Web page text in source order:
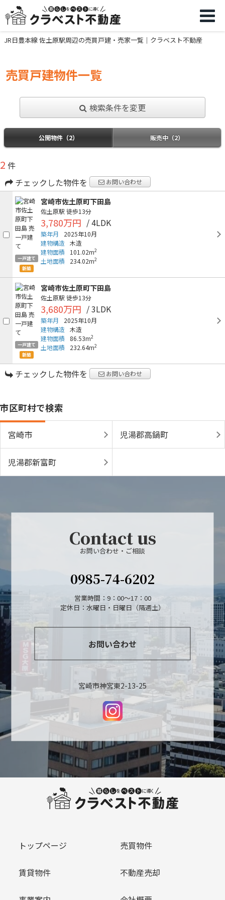
JR日豊本線 佐土原駅周辺の売買戸建・売家一覧｜クラベスト不動産
売買戸建物件一覧
検索条件を変更
公開物件（2） 販売中（2）
2 件
チェックした物件を
お問い合わせ
一戸建て
新築
宮崎市佐土原町下田島
佐土原駅 徒歩13分
3,780万円 / 4LDK
築年月
2025年10月
建物構造 木造
建物面積
101.02m2
土地面積 234.02m2
一戸建て
新築
宮崎市佐土原町下田島
佐土原駅 徒歩13分
3,680万円 / 3LDK
築年月
2025年10月
建物構造 木造
建物面積
86.53m2
土地面積 232.64m2
チェックした物件を お問い合わせ
市区町村で検索
宮崎市 児湯郡高鍋町
児湯郡新富町
Contact us
お問い合わせ・ご相談
0985-74-6202
営業時間：9：00～17：00
定休日：水曜日・日曜日（隔週土）
お問い合わせ
宮崎市神宮東2-13-25
トップページ 売買物件
賃貸物件 不動産売却